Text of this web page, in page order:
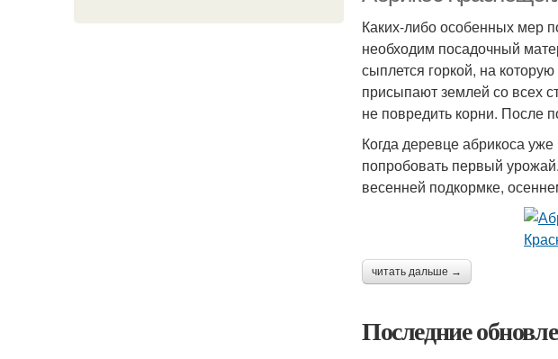
Каких-либо особенных мер
необходим посадочный
сыплется горкой, на
присыпают землей со всех
не повредить корни. После
Когда деревце абрикоса
попробовать первый
весенней подкормке,
читать дальше →
Последние